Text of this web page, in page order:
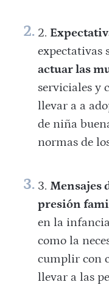
expectativas
actuar las
serviciales y
llevar a a
de niña
normas de
Mensajes
presión
en la
como la
cumplir con
llevar a las